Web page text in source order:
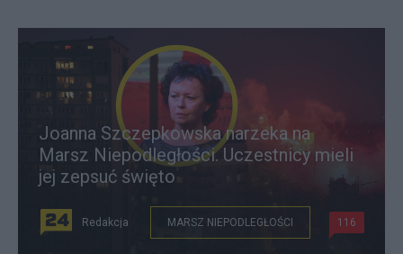
Joanna Szczepkowska narzeka na
Marsz Niepodległości. Uczestnicy mieli
jej zepsuć święto
Redakcja MARSZ NIEPODLEGŁOŚCI 116